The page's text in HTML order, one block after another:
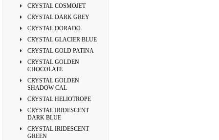
CRYSTAL COSMOJET
CRYSTAL DARK GREY
CRYSTAL DORADO
CRYSTAL GLACIER BLUE
CRYSTAL GOLD PATINA
CRYSTAL GOLDEN
CHOCOLATE
CRYSTAL GOLDEN
SHADOW CAL
CRYSTAL HELIOTROPE
CRYSTAL IRIDESCENT
DARK BLUE
CRYSTAL IRIDESCENT
GREEN